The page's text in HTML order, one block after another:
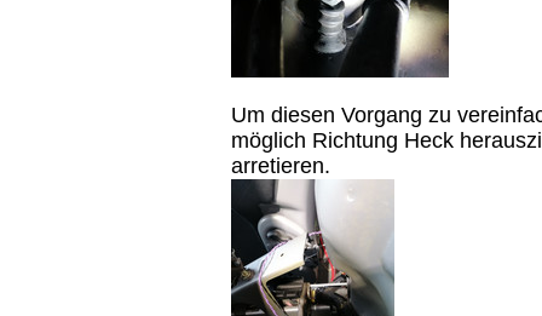
Um diesen Vorgang zu
möglich Richtung Heck
arretieren.